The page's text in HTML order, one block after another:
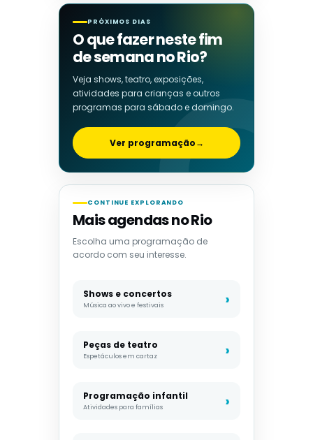
PRÓXIMOS DIAS
O que fazer neste fim
de semana no Rio?
Veja shows, teatro, exposições,
atividades para crianças e outros
programas para sábado e domingo.
Ver programação→
CONTINUE EXPLORANDO
Mais agendas no Rio
Escolha uma programação de
acordo com seu interesse.
Shows e concertos
Música ao vivo e festivais
Peças de teatro
Espetáculos em cartaz
Programação infantil
Atividades para famílias